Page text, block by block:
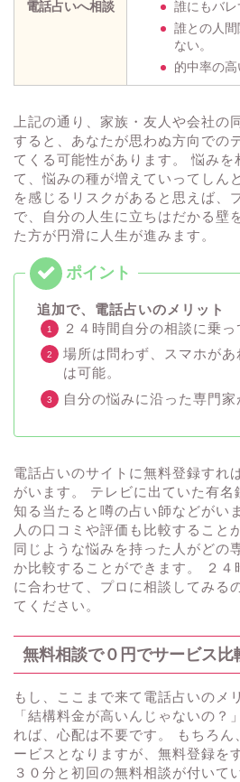
電話占いへ相談
誰にもバレ
誰との人
ない。
的中率の高
上記の通り、家族・友人や会社の
すると、あなたが思わぬ方向での
てくる可能性があります。 悩みを
て、悩みの種が増えていってしん
を感じるリスクがあると思えば、
で、自分の人生に立ちはだかる壁
た方が円滑に人生が進みます。
追加で、電話占いのメリット
２４時間自分の相談に乗っ
場所は問わず、スマホが
は可能。
自分の悩みに沿った専門家
電話占いのサイトに無料登録すれ
がいます。 テレビに出ていた有
知る当たると噂の占い師などがい
人の口コミや評価も比較すること
同じような悩みを持った人がどの
か比較することができます。 ２４
に合わせて、プロに相談してみる
てください。
無料相談で０円でサービス比
もし、ここまで来て電話占いのメ
「結構料金が高いんじゃないの？
れば、心配は不要です。 もちろん
ービスとなりますが、無料登録を
３０分と初回の無料相談が付いて